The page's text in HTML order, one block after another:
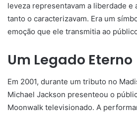
leveza representavam a liberdade e
tanto o caracterizavam. Era um
emoção que ele transmitia ao
Um Legado Eterno
Em 2001, durante um tributo no
Michael Jackson presenteou o
Moonwalk televisionado. A